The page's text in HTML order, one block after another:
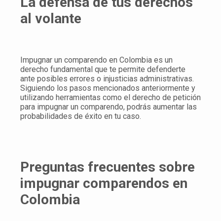
al volante
Impugnar un comparendo en Colombia es un
derecho fundamental que te permite defenderte
ante posibles errores o injusticias administrativas.
Siguiendo los pasos mencionados anteriormente y
utilizando herramientas como el derecho de petición
para impugnar un comparendo, podrás aumentar las
probabilidades de éxito en tu caso.
Preguntas frecuentes sobre
impugnar comparendos en
Colombia